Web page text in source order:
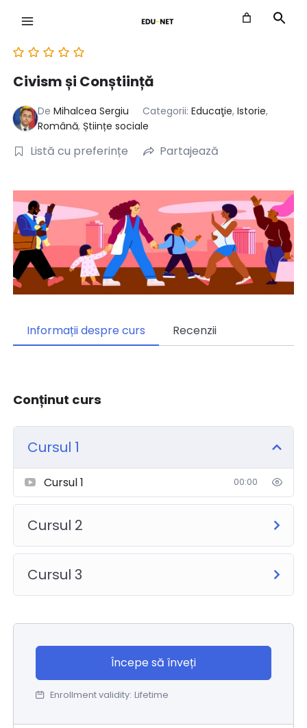
content
Civism și Conștiință
De Mihalcea Sergiu Categorii: Educaţie, Istorie,
Română, Științe sociale
Listă cu preferințe Partajează
Informații despre curs Recenzii
Conținut curs
Cursul 1
Cursul 1 00:00
Cursul 2
Cursul 3
Începe să înveți
Enrollment validity: Lifetime